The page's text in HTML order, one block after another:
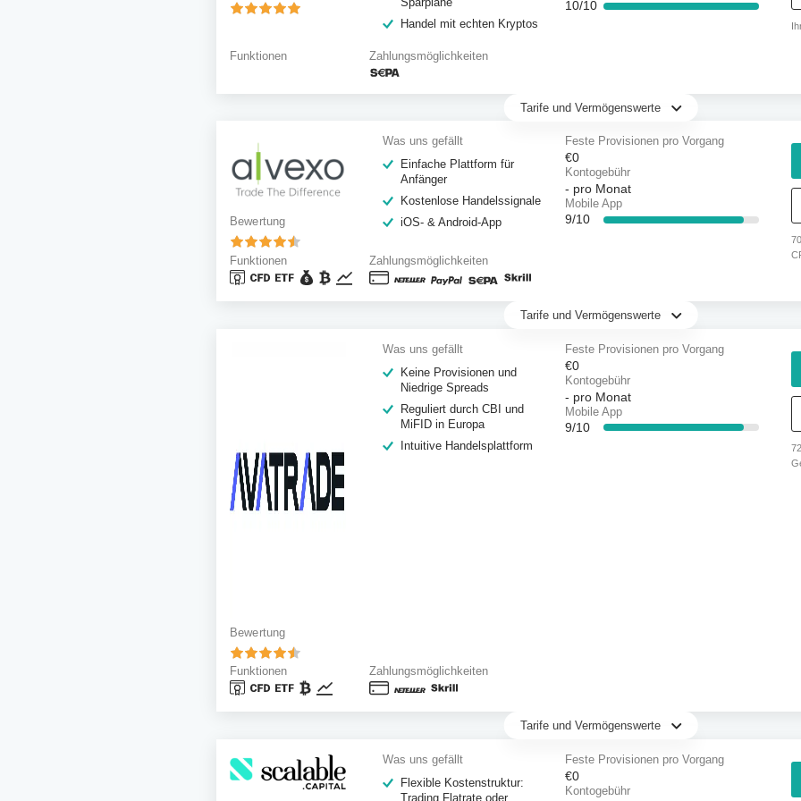
Handel mit echten Kryptos
10/10
Funktionen Zahlungsmöglichkeiten
Tarife und Vermögenswerte
Bewertung
Was uns gefällt
Einfache Plattform für
Anfänger
Kostenlose Handelssignale
iOS- & Android-App
Feste Provisionen pro Vorgang
€0
Kontogebühr
- pro Monat
Mobile App
9/10
Funktionen Zahlungsmöglichkeiten
Tarife und Vermögenswerte
Bewertung
Was uns gefällt
Keine Provisionen und
Niedrige Spreads
Reguliert durch CBI und
MiFID in Europa
Intuitive Handelsplattform
Feste Provisionen pro Vorgang
€0
Kontogebühr
- pro Monat
Mobile App
9/10
Funktionen Zahlungsmöglichkeiten
Tarife und Vermögenswerte
Was uns gefällt
Flexible Kostenstruktur:
Trading Flatrate oder
Feste Provisionen pro Vorgang
€0
Kontogebühr